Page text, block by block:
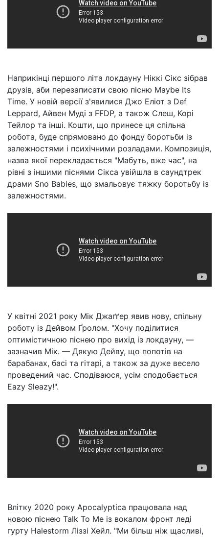
Наприкінці першого літа локдауну Ніккі Сікс зібрав
друзів, аби перезаписати свою пісню Maybe Its
Time. У новій версії з'явилися Джо Еліот з Def
Leppard, Айвен Муді з FFDP, а також Слеш, Корі
Тейлор та інші. Кошти, що принесе ця спільна
робота, буде спрямовано до фонду боротьби із
залежностями і психічними розладами. Композиція,
назва якої перекладається "Мабуть, вже час", на
рівні з іншими піснями Сікса увійшла в саундтрек
драми Sno Babies, що змальовує тяжку боротьбу із
залежностями.
У квітні 2021 року Мік Джаґґер явив нову, спільну
роботу із Дейвом Ґролом. "Хочу поділитися
оптимістичною піснею про вихід із локдауну, —
зазначив Мік. — Дякую Дейву, що попотів на
барабанах, басі та гітарі, а також за дуже весело
проведений час. Сподіваюся, усім сподобається
Eazy Sleazy!".
Влітку 2020 року Apocalyptica працювала над
новою піснею Talk To Me із вокалом фронт леді
гурту Halestorm Ліззі Хейл. "Ми більш ніж щасливі,